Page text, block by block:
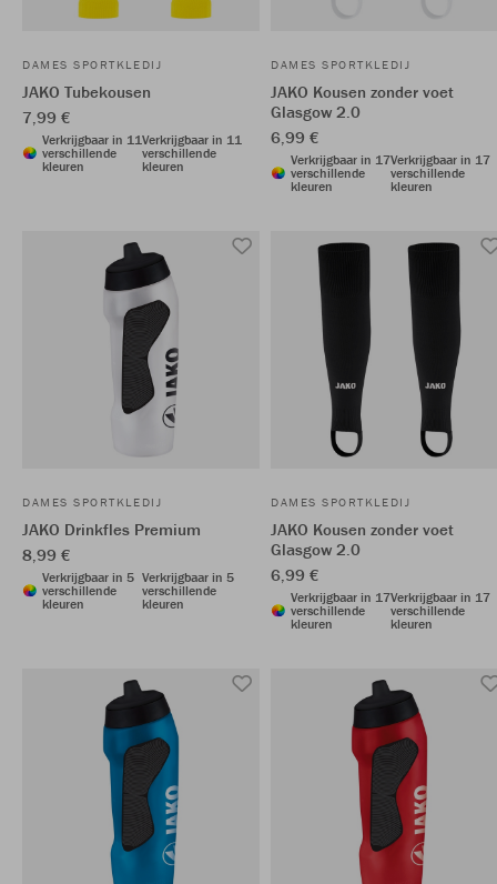
DAMES SPORTKLEDIJ
JAKO Tubekousen
7,99 €
Verkrijgbaar in 11
verschillende
kleuren
Verkrijgbaar in 11
verschillende
kleuren
DAMES SPORTKLEDIJ
JAKO Kousen zonder voet
Glasgow 2.0
6,99 €
Verkrijgbaar in 17
verschillende
kleuren
Verkrijgbaar in 17
verschillende
kleuren
DAMES SPORTKLEDIJ
JAKO Drinkfles Premium
8,99 €
Verkrijgbaar in 5
verschillende
kleuren
Verkrijgbaar in 5
verschillende
kleuren
DAMES SPORTKLEDIJ
JAKO Kousen zonder voet
Glasgow 2.0
6,99 €
Verkrijgbaar in 17
verschillende
kleuren
Verkrijgbaar in 17
verschillende
kleuren